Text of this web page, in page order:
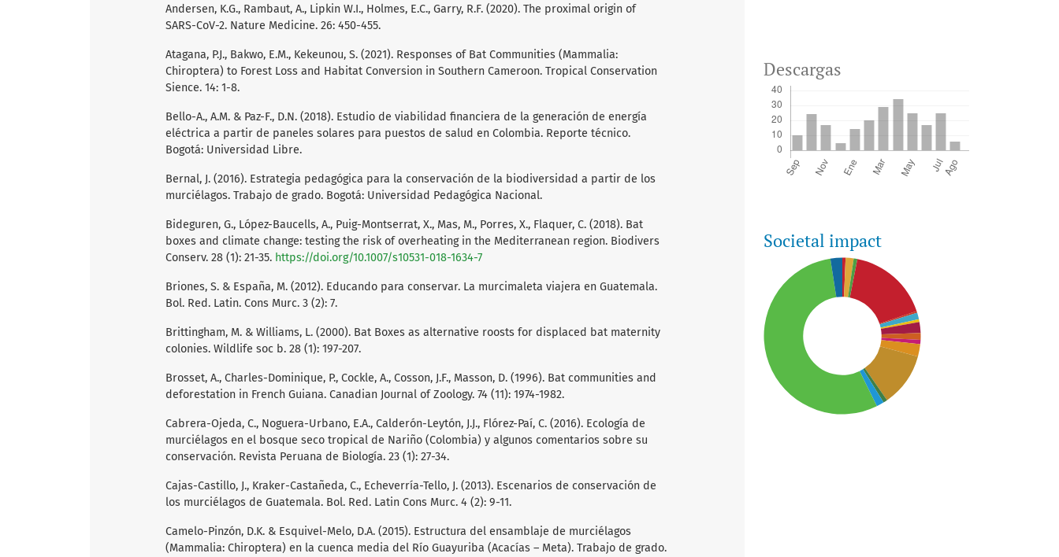
Descargas
Societal impact
Andersen, K.G., Rambaut, A., Lipkin W.I., Holmes, E.C., Garry, R.F. (2020). The proximal origin of
SARS-CoV-2. Nature Medicine. 26: 450-455.
Atagana, P.J., Bakwo, E.M., Kekeunou, S. (2021). Responses of Bat Communities (Mammalia:
Chiroptera) to Forest Loss and Habitat Conversion in Southern Cameroon. Tropical Conservation
Sience. 14: 1-8.
Bello-A., A.M. & Paz-F., D.N. (2018). Estudio de viabilidad financiera de la generación de energía
eléctrica a partir de paneles solares para puestos de salud en Colombia. Reporte técnico.
Bogotá: Universidad Libre.
Bernal, J. (2016). Estrategia pedagógica para la conservación de la biodiversidad a partir de los
murciélagos. Trabajo de grado. Bogotá: Universidad Pedagógica Nacional.
Bideguren, G., López-Baucells, A., Puig-Montserrat, X., Mas, M., Porres, X., Flaquer, C. (2018). Bat
boxes and climate change: testing the risk of overheating in the Mediterranean region. Biodivers
Conserv. 28 (1): 21-35. https://doi.org/10.1007/s10531-018-1634-7
Briones, S. & España, M. (2012). Educando para conservar. La murcimaleta viajera en Guatemala.
Bol. Red. Latin. Cons Murc. 3 (2): 7.
Brittingham, M. & Williams, L. (2000). Bat Boxes as alternative roosts for displaced bat maternity
colonies. Wildlife soc b. 28 (1): 197-207.
Brosset, A., Charles-Dominique, P., Cockle, A., Cosson, J.F., Masson, D. (1996). Bat communities and
deforestation in French Guiana. Canadian Journal of Zoology. 74 (11): 1974-1982.
Cabrera-Ojeda, C., Noguera-Urbano, E.A., Calderón-Leytón, J.J., Flórez-Paí, C. (2016). Ecología de
murciélagos en el bosque seco tropical de Nariño (Colombia) y algunos comentarios sobre su
conservación. Revista Peruana de Biología. 23 (1): 27-34.
Cajas-Castillo, J., Kraker-Castañeda, C., Echeverría-Tello, J. (2013). Escenarios de conservación de
los murciélagos de Guatemala. Bol. Red. Latin Cons Murc. 4 (2): 9-11.
Camelo-Pinzón, D.K. & Esquivel-Melo, D.A. (2015). Estructura del ensamblaje de murciélagos
(Mammalia: Chiroptera) en la cuenca media del Río Guayuriba (Acacías – Meta). Trabajo de grado.